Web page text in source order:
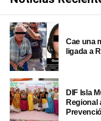
Cae una
ligada a
DIF Isla
Regional